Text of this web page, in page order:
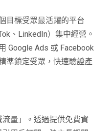
目標受眾最活躍的平台
、LinkedIn）集中經營。
Google Ads 或 Facebook
準鎖定受眾，快速驗證產
量」。透過提供免費資